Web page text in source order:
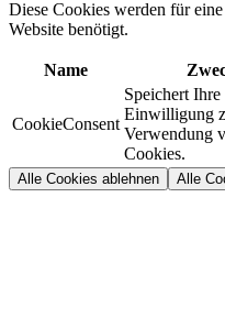
Diese Cookies werden für
Website benötigt.
Name
CookieConsent
Speichert Ihre
Einwilligung
Verwendung
Cookies.
Alle Cookies ablehnen Alle